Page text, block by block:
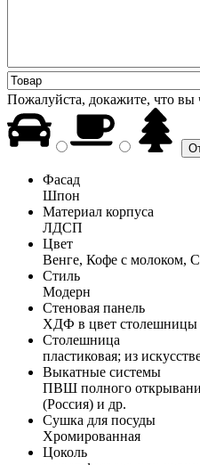
Пожалуйста, докажите, что вы
Фасад
Шпон
Материал корпуса
ЛДСП
Цвет
Венге, Кофе с молоком,
Стиль
Модерн
Стеновая панель
ХДФ в цвет столешницы
Столешница
пластиковая; из
Выкатные системы
ПВШ полного
(Россия) и др.
Сушка для посуды
Хромированная
Цоколь